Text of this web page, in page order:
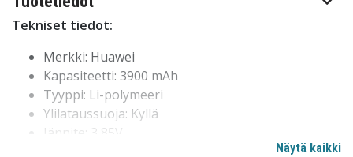
Tekniset tiedot:
Merkki: Huawei
Kapasiteetti: 3900 mAh
Tyyppi: Li-polymeeri
Ylilataussuoja: Kyllä
Jännite: 3,85V
Näytä kaikki